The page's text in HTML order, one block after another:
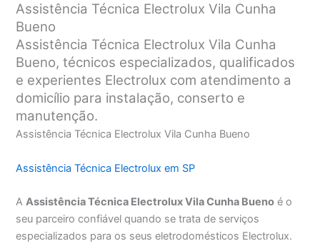
Assistência Técnica Electrolux Vila Cunha
Bueno
Assistência Técnica Electrolux Vila Cunha
Bueno, técnicos especializados, qualificados
e experientes Electrolux com atendimento a
domicílio para instalação, conserto e
manutenção.
Assistência Técnica Electrolux Vila Cunha Bueno
Assistência Técnica Electrolux em SP
AAssistência Técnica Electrolux Vila Cunha Bueno é o
seu parceiro confiável quando se trata de serviços
especializados para os seus eletrodomésticos Electrolux.